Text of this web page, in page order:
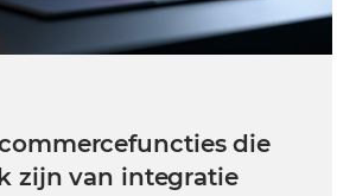
die
zijn van integratie